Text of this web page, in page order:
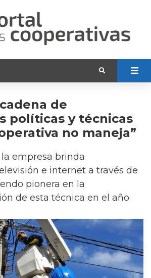
de
políticas y técnicas
no maneja”
empresa brinda
e internet a través de
pionera en la
de esta técnica en el año